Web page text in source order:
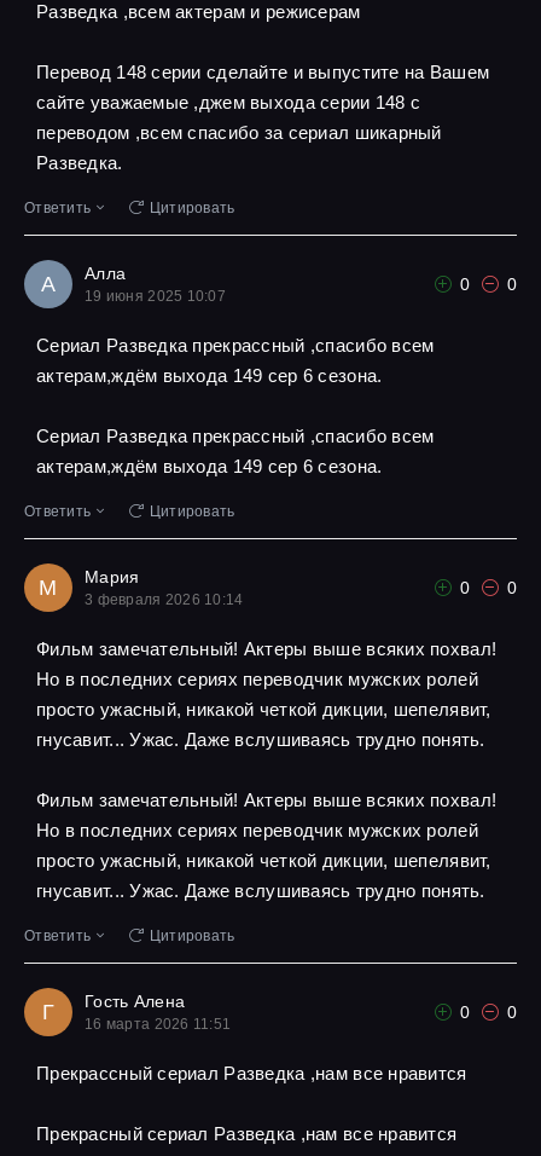
Разведка ,всем актерам и режисерам
Перевод 148 серии сделайте и выпустите на Вашем
сайте уважаемые ,джем выхода серии 148 с
переводом ,всем спасибо за сериал шикарный
Разведка.
Ответить Цитировать
А Алла
19 июня 2025 10:07
0 0
Сериал Разведка прекрассный ,спасибо всем
актерам,ждём выхода 149 сер 6 сезона.
Сериал Разведка прекрассный ,спасибо всем
актерам,ждём выхода 149 сер 6 сезона.
Ответить Цитировать
М Мария
3 февраля 2026 10:14
0 0
Фильм замечательный! Актеры выше всяких похвал!
Но в последних сериях переводчик мужских ролей
просто ужасный, никакой четкой дикции, шепелявит,
гнусавит... Ужас. Даже вслушиваясь трудно понять.
Фильм замечательный! Актеры выше всяких похвал!
Но в последних сериях переводчик мужских ролей
просто ужасный, никакой четкой дикции, шепелявит,
гнусавит... Ужас. Даже вслушиваясь трудно понять.
Ответить Цитировать
Г Гость Алена
16 марта 2026 11:51
0 0
Прекрассный сериал Разведка ,нам все нравится
Прекрасный сериал Разведка ,нам все нравится